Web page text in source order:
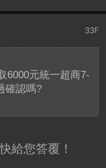
33 F
6000元統一超商7-
確認嗎?
給您答覆！